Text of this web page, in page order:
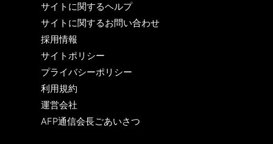
サイトに関するヘルプ
サイトに関するお問い合わせ
採用情報
サイトポリシー
プライバシーポリシー
利用規約
運営会社
AFP通信会長ごあいさつ